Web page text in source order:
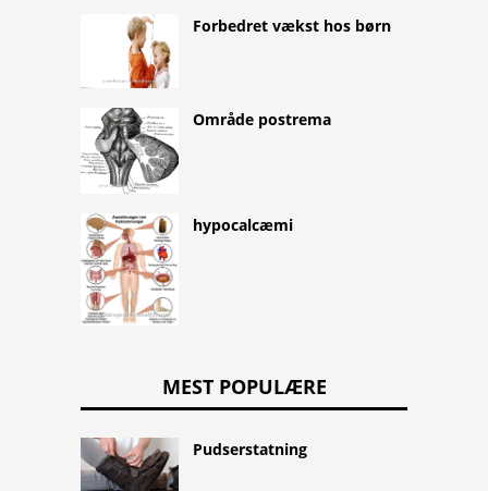
Forbedret vækst hos børn
Område postrema
hypocalcæmi
MEST POPULÆRE
Pudserstatning